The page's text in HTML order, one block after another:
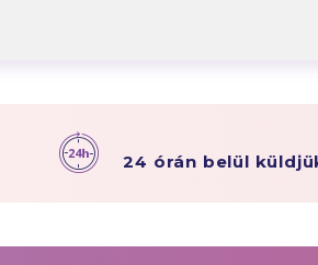
24 órán belül